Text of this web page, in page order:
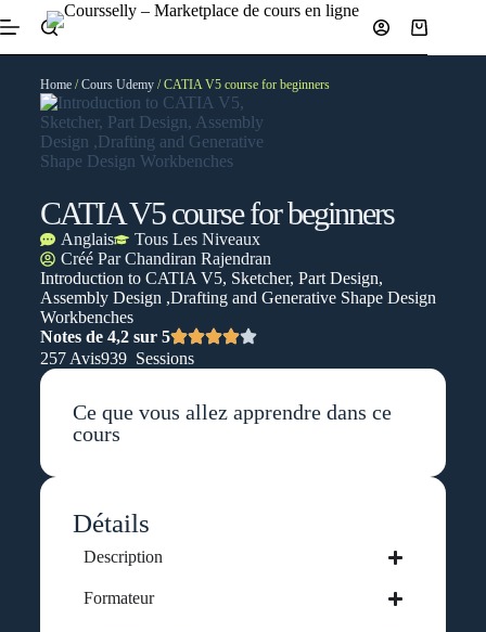
Home/Cours Udemy/ CATIA V5 course for beginners
CATIA V5 course for beginners
Anglais
Tous Les Niveaux
Créé ParChandiran Rajendran
Introduction to CATIA V5, Sketcher, Part Design,
Assembly Design ,Drafting and Generative Shape Design
Workbenches
Notes de 4,2 sur 5
257 Avis939 Sessions
Ce que vous allez apprendre dans ce
cours
Détails
Description
Formateur